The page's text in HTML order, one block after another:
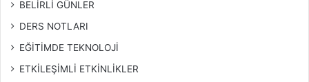
BELİRLİ GÜNLER
DERS NOTLARI
EĞİTİMDE TEKNOLOJİ
ETKİLEŞİMLİ ETKİNLİKLER